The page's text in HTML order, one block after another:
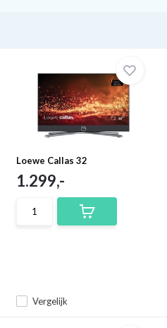
Loewe Callas 32
Vergelijk
1.299,-